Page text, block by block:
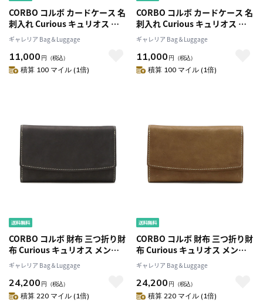
CORBO コルボ カードケース 名
刺入れ Curious キュリオス メ
ンズ 革 ワックスレザー 限定カ
ラー 8LO-1109
ギャレリア Bag＆Luggage
11,000 円 （税込）
積算 100 マイル (1倍)
CORBO コルボ カードケース 名
刺入れ Curious キュリオス メ
ンズ 革 ワックスレザー 限定カ
ラー 8LO-1109
ギャレリア Bag＆Luggage
11,000 円 （税込）
積算 100 マイル (1倍)
CORBO コルボ 財布 三つ折り財
布 Curious キュリオス メンズ
本革 小銭入れ付き 限定カラー
8LO-1110
ギャレリア Bag＆Luggage
24,200 円 （税込）
積算 220 マイル (1倍)
CORBO コルボ 財布 三つ折り財
布 Curious キュリオス メンズ
本革 小銭入れ付き 限定カラー
8LO-1110
ギャレリア Bag＆Luggage
24,200 円 （税込）
積算 220 マイル (1倍)